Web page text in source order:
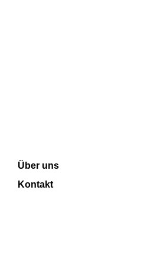
Über uns
Kontakt